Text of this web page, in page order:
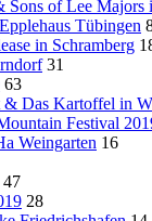
of Lee Majors
Tübingen
in Schramberg
31
63
& Das Kartoffel in
Festival
Weingarten 16
47
28